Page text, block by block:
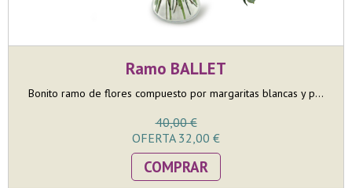
Ramo BALLET
Bonito ramo de flores compuesto por margaritas blancas y p...
40,00 €
OFERTA 32,00 €
COMPRAR